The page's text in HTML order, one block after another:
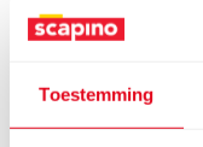
Toestemming